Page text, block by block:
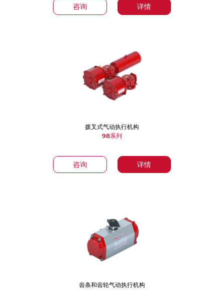
咨询 详情
咨询 详情
拨叉式气动执行机构
98系列
齿条和齿轮气动执行机构